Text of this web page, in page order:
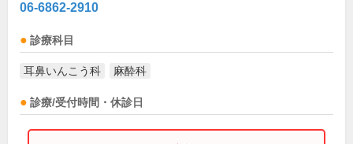
06-6862-2910
診療科目
耳鼻いんこう科 麻酔科
診療/受付時間・休診日